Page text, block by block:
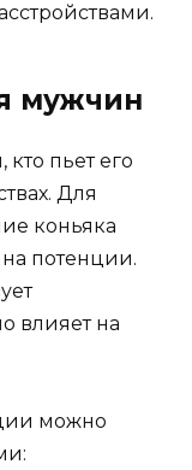
мужчин
пьет его
Для
коньяка
потенции.
влияет на
можно